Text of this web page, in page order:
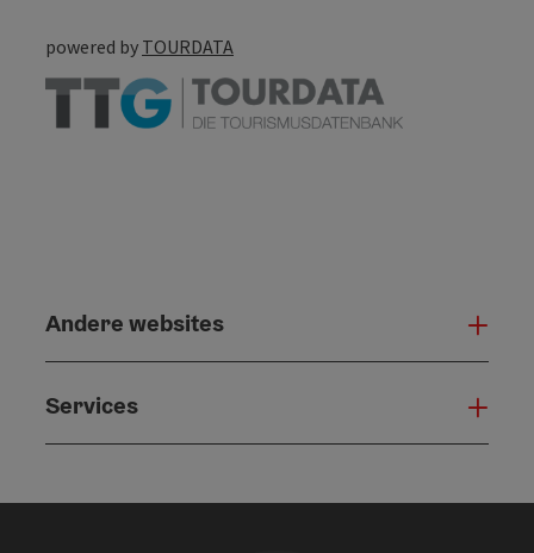
powered by TOURDATA
Andere websites
Services